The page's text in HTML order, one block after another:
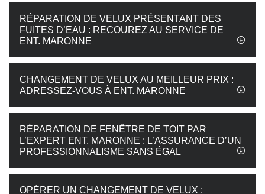
RÉPARATION DE VELUX PRÉSENTANT DES
FUITES D’EAU : RECOUREZ AU SERVICE DE
ENT. MARONNE
CHANGEMENT DE VELUX AU MEILLEUR PRIX :
ADRESSEZ-VOUS À ENT. MARONNE
RÉPARATION DE FENÊTRE DE TOIT PAR
L’EXPERT ENT. MARONNE : L’ASSURANCE D’UN
PROFESSIONNALISME SANS ÉGAL
OPÉRER UN CHANGEMENT DE VELUX :